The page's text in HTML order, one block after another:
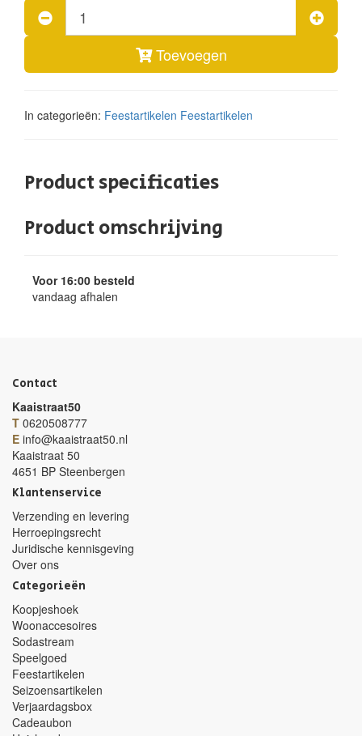
Toevoegen
In categorieën: Feestartikelen Feestartikelen
Product specificaties
Product omschrijving
Voor 16:00 besteld
vandaag afhalen
Contact
Kaaistraat50
T 0620508777
E info@kaaistraat50.nl
Kaaistraat 50
4651 BP Steenbergen
Klantenservice
Verzending en levering
Herroepingsrecht
Juridische kennisgeving
Over ons
Categorieën
Koopjeshoek
Woonaccesoires
Sodastream
Speelgoed
Feestartikelen
Seizoensartikelen
Verjaardagsbox
Cadeaubon